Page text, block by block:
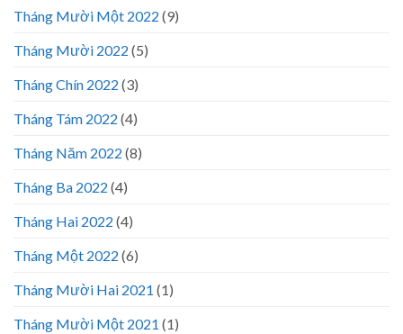
Tháng Mười Một 2022 (9)
Tháng Mười 2022 (5)
Tháng Chín 2022 (3)
Tháng Tám 2022 (4)
Tháng Năm 2022 (8)
Tháng Ba 2022 (4)
Tháng Hai 2022 (4)
Tháng Một 2022 (6)
Tháng Mười Hai 2021 (1)
Tháng Mười Một 2021 (1)